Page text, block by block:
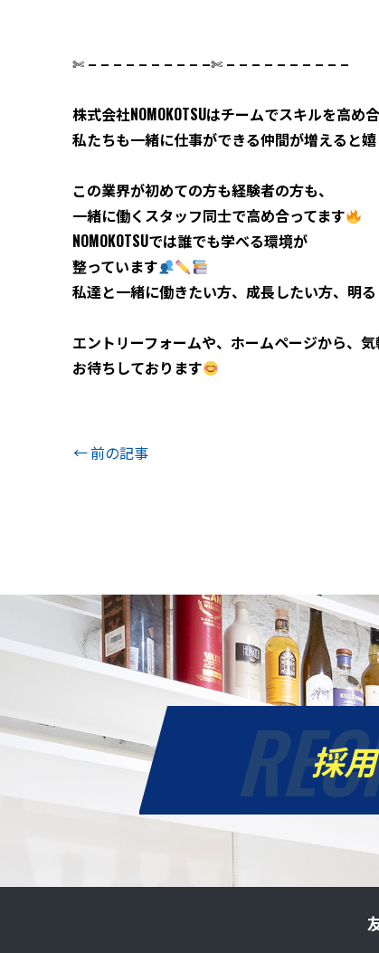
✄ – – – – – – – – – –✄ – – – – – – – – – –
株式会社NOMOKOTSUはチームでスキルを高め
私たちも一緒に仕事ができる仲間が増えると
この業界が初めての方も経験者の方も、
一緒に働くスタッフ同士で高め合ってます
NOMOKOTSUでは誰でも学べる環境が
整っています
私達と一緒に働きたい方、成長したい方、明
エントリーフォームや、ホームページから、気
お待ちしております
前の記事
採